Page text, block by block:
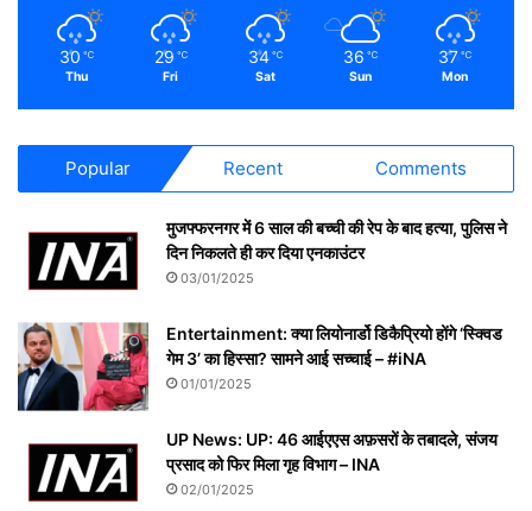
30 ℃
Thu
29 ℃
Fri
34 ℃
Sat
36 ℃
Sun
37 ℃
Mon
Popular Recent Comments
मुजफ्फरनगर में 6 साल की बच्ची की रेप के बाद हत्या, पुलिस ने
दिन निकलते ही कर दिया एनकाउंटर
03/01/2025
Entertainment: क्या लियोनार्डो डिकैप्रियो होंगे ‘स्क्विड
गेम 3’ का हिस्सा? सामने आई सच्चाई – #iNA
01/01/2025
UP News: UP: 46 आईएएस अफ़सरों के तबादले, संजय
प्रसाद को फिर मिला गृह विभाग – INA
02/01/2025